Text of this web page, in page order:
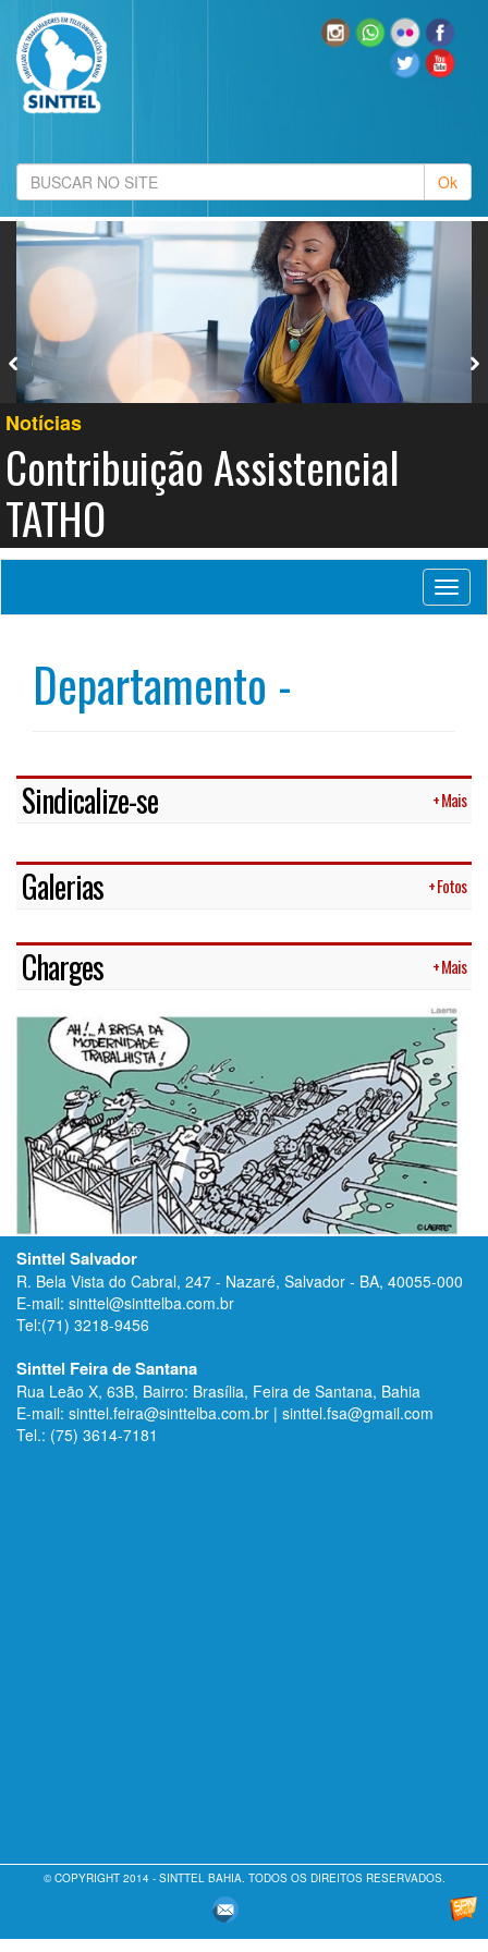
Notícias
Contribuição Assistencial
TATHO
Departamento -
Sindicalize-se + Mais
Galerias + Fotos
Charges + Mais
Sinttel Salvador
R. Bela Vista do Cabral, 247 - Nazaré, Salvador - BA, 40055-000
E-mail: sinttel@sinttelba.com.br
Tel:(71) 3218-9456
Sinttel Feira de Santana
Rua Leão X, 63B, Bairro: Brasília, Feira de Santana, Bahia
E-mail: sinttel.feira@sinttelba.com.br | sinttel.fsa@gmail.com
Tel.: (75) 3614-7181
© COPYRIGHT 2014 - SINTTEL BAHIA. TODOS OS DIREITOS RESERVADOS.